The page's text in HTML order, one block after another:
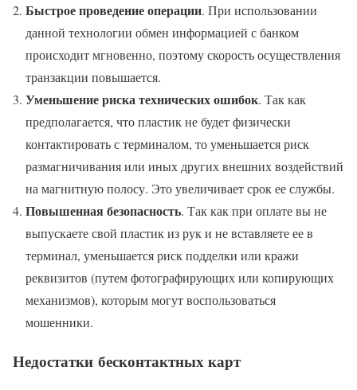
Быстрое проведение операции. При использовании
данной технологии обмен информацией с банком
происходит мгновенно, поэтому скорость осуществления
транзакции повышается.
Уменьшение риска технических ошибок. Так как
предполагается, что пластик не будет физически
контактировать с терминалом, то уменьшается риск
размагничивания или иных других внешних воздействий
на магнитную полосу. Это увеличивает срок ее службы.
Повышенная безопасность. Так как при оплате вы не
выпускаете свой пластик из рук и не вставляете ее в
терминал, уменьшается риск подделки или кражи
реквизитов (путем фотографирующих или копирующих
механизмов), которым могут воспользоваться
мошенники.
Недостатки бесконтактных карт